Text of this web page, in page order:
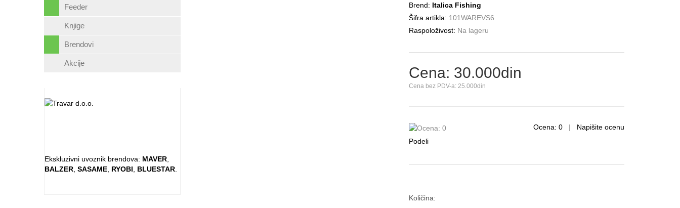
Feeder
Knjige
Brendovi
Akcije
Ekskluzivni uvoznik brendova: MAVER
BALZER SASAME RYOBI BLUESTAR
Brend: Italica Fishing
Šifra artikla: 101WAREVS6
Raspoloživost: Na lageru
Cena: 30.000din
Cena bez PDV-a: 25.000din
Ocena: 0 | Napišite ocenu
Podeli
Količina: